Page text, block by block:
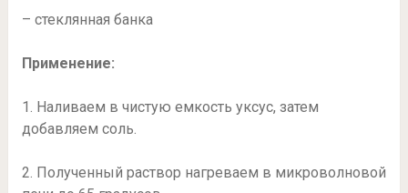
– стеклянная банка
Применение:
1. Наливаем в чистую емкость уксус, затем
добавляем соль.
2. Полученный раствор нагреваем в микроволновой